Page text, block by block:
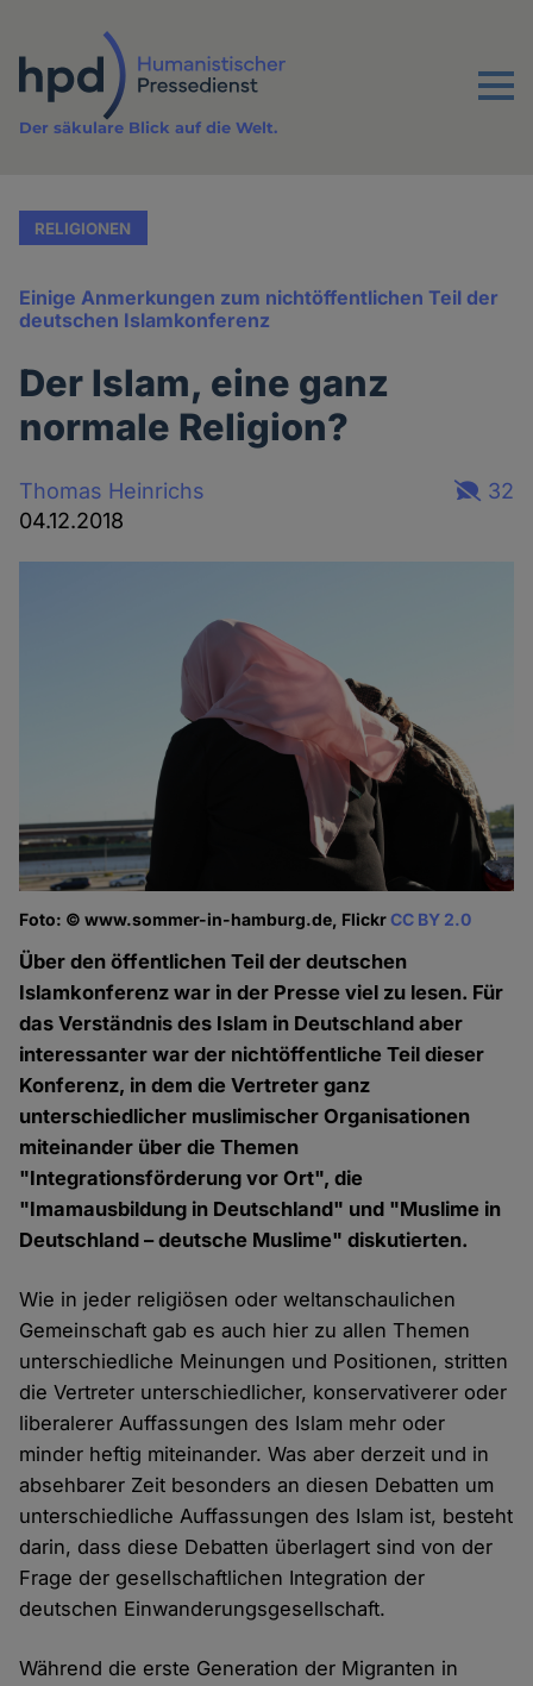
Inhalt
Menu
Der säkulare Blick auf die Welt.
RELIGIONEN
Einige Anmerkungen zum nichtöffentlichen Teil der
deutschen Islamkonferenz
Der Islam, eine ganz
normale Religion?
Thomas Heinrichs
04.12.2018
32
Foto: © www.sommer-in-hamburg.de, FlickrCC BY 2.0
Über den öffentlichen Teil der deutschen
Islamkonferenz war in der Presse viel zu lesen. Für
das Verständnis des Islam in Deutschland aber
interessanter war der nichtöffentliche Teil dieser
Konferenz, in dem die Vertreter ganz
unterschiedlicher muslimischer Organisationen
miteinander über die Themen
"Integrationsförderung vor Ort", die
"Imamausbildung in Deutschland" und "Muslime in
Deutschland – deutsche Muslime" diskutierten.
Wie in jeder religiösen oder weltanschaulichen
Gemeinschaft gab es auch hier zu allen Themen
unterschiedliche Meinungen und Positionen, stritten
die Vertreter unterschiedlicher, konservativerer oder
liberalerer Auffassungen des Islam mehr oder
minder heftig miteinander. Was aber derzeit und in
absehbarer Zeit besonders an diesen Debatten um
unterschiedliche Auffassungen des Islam ist, besteht
darin, dass diese Debatten überlagert sind von der
Frage der gesellschaftlichen Integration der
deutschen Einwanderungsgesellschaft.
Während die erste Generation der Migranten in